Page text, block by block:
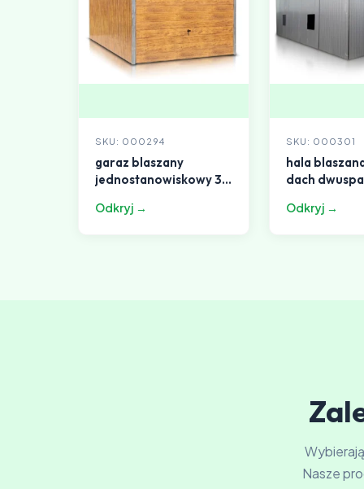
SKU: 000294
garaz blaszany
jednostanowiskowy 3
jednospadowy
Odkryj →
SKU: 000301
hala
dach
Odkryj →
Nasze